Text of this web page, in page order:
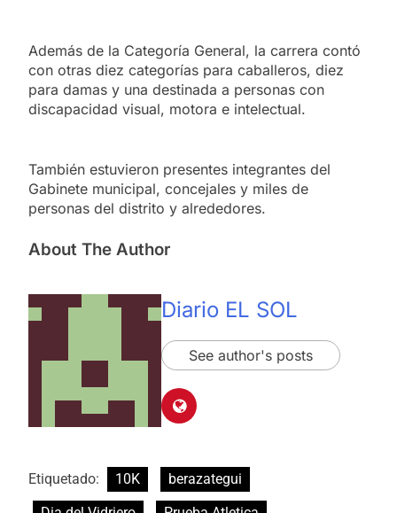
Además de la Categoría General, la carrera contó
con otras diez categorías para caballeros, diez
para damas y una destinada a personas con
discapacidad visual, motora e intelectual.
También estuvieron presentes integrantes del
Gabinete municipal, concejales y miles de
personas del distrito y alrededores.
About The Author
Diario EL SOL
See author's posts
Etiquetado: 10K
berazategui